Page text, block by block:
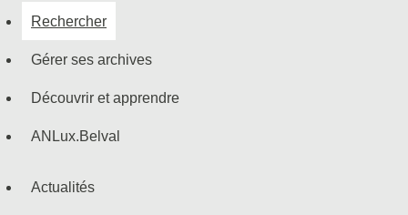
Menu
de
navigation
Rechercher
Gérer ses archives
Découvrir et apprendre
ANLux.Belval
Actualités